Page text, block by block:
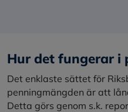
Hur det fungerar i
Det enklaste sättet för
penningmängden är att
Detta görs genom s.k.